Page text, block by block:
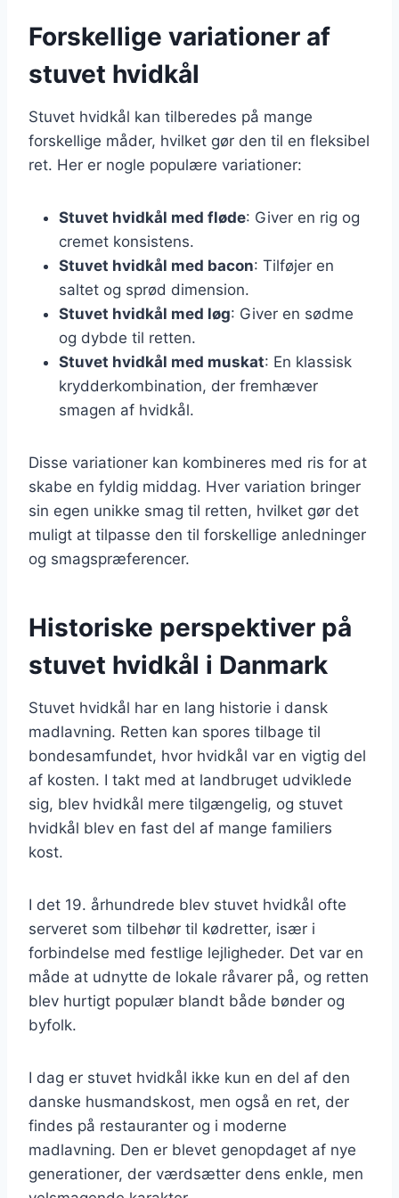
Forskellige variationer af
stuvet hvidkål
Stuvet hvidkål kan tilberedes på mange
forskellige måder, hvilket gør den til en fleksibel
ret. Her er nogle populære variationer:
Stuvet hvidkål med fløde: Giver en rig og
cremet konsistens.
Stuvet hvidkål med bacon: Tilføjer en
saltet og sprød dimension.
Stuvet hvidkål med løg: Giver en sødme
og dybde til retten.
Stuvet hvidkål med muskat: En klassisk
krydderkombination, der fremhæver
smagen af hvidkål.
Disse variationer kan kombineres med ris for at
skabe en fyldig middag. Hver variation bringer
sin egen unikke smag til retten, hvilket gør det
muligt at tilpasse den til forskellige anledninger
og smagspræferencer.
Historiske perspektiver på
stuvet hvidkål i Danmark
Stuvet hvidkål har en lang historie i dansk
madlavning. Retten kan spores tilbage til
bondesamfundet, hvor hvidkål var en vigtig del
af kosten. I takt med at landbruget udviklede
sig, blev hvidkål mere tilgængelig, og stuvet
hvidkål blev en fast del af mange familiers
kost.
I det 19. århundrede blev stuvet hvidkål ofte
serveret som tilbehør til kødretter, især i
forbindelse med festlige lejligheder. Det var en
måde at udnytte de lokale råvarer på, og retten
blev hurtigt populær blandt både bønder og
byfolk.
I dag er stuvet hvidkål ikke kun en del af den
danske husmandskost, men også en ret, der
findes på restauranter og i moderne
madlavning. Den er blevet genopdaget af nye
generationer, der værdsætter dens enkle, men